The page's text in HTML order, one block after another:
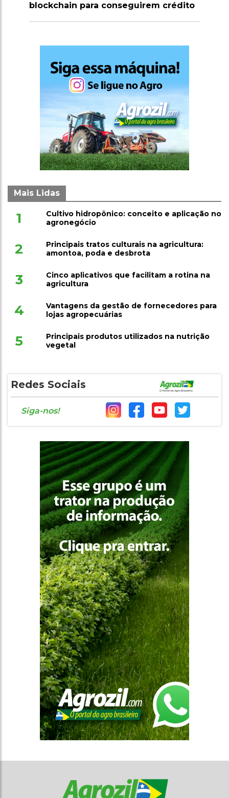
crédito
milhões de doses de vacinas
Mais Lidas
1
Cultivo hidropônico: conceito e aplicação no
agronegócio
2
Principais tratos culturais na agricultura:
amontoa, poda e desbrota
3
Cinco aplicativos que facilitam a rotina na
agricultura
4
Vantagens da gestão de fornecedores para
lojas agropecuárias
5
Principais produtos utilizados na nutrição
vegetal
Redes Sociais
Siga-nos!